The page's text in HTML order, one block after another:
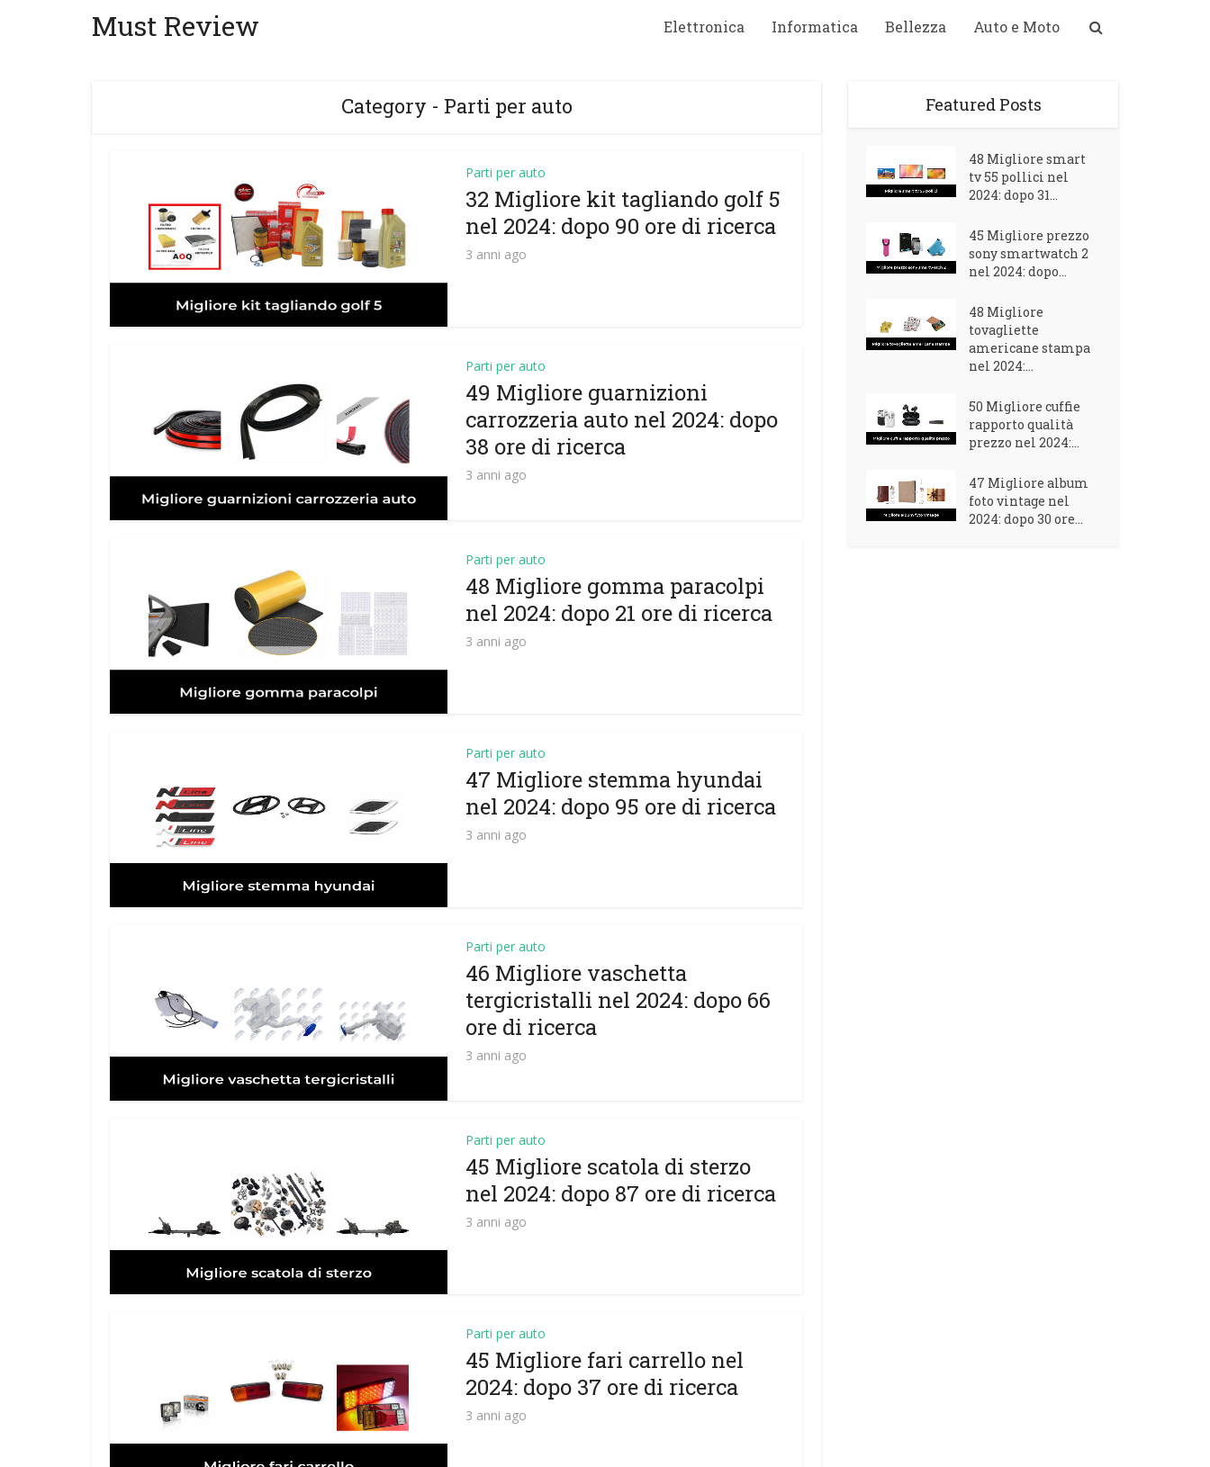
Must Review Elettronica Informatica Bellezza Auto e Moto
Category - Parti per auto
Parti per auto
32 Migliore kit tagliando golf 5
nel 2024: dopo 90 ore di ricerca
3 anni ago
Parti per auto
49 Migliore guarnizioni
carrozzeria auto nel 2024: dopo
38 ore di ricerca
3 anni ago
Parti per auto
48 Migliore gomma paracolpi
nel 2024: dopo 21 ore di ricerca
3 anni ago
Parti per auto
47 Migliore stemma hyundai
nel 2024: dopo 95 ore di ricerca
3 anni ago
Parti per auto
46 Migliore vaschetta
tergicristalli nel 2024: dopo 66
ore di ricerca
3 anni ago
Parti per auto
45 Migliore scatola di sterzo
nel 2024: dopo 87 ore di ricerca
3 anni ago
Parti per auto
45 Migliore fari carrello nel
2024: dopo 37 ore di ricerca
3 anni ago
Featured Posts
48 Migliore smart
tv 55 pollici nel
2024: dopo 31...
45 Migliore prezzo
sony smartwatch 2
nel 2024: dopo...
48 Migliore
tovagliette
americane stampa
nel 2024:...
50 Migliore cuffie
rapporto qualità
prezzo nel 2024:...
47 Migliore album
foto vintage nel
2024: dopo 30 ore...